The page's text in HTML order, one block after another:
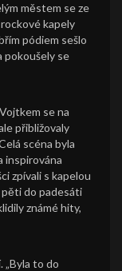
městem se ze
kapely
pódiem sešlo
pokoušely se
se na
přibližovaly
scéna byla
inspirována
zpívali s kapelou
pěti do padesáti
známé hity,
to do